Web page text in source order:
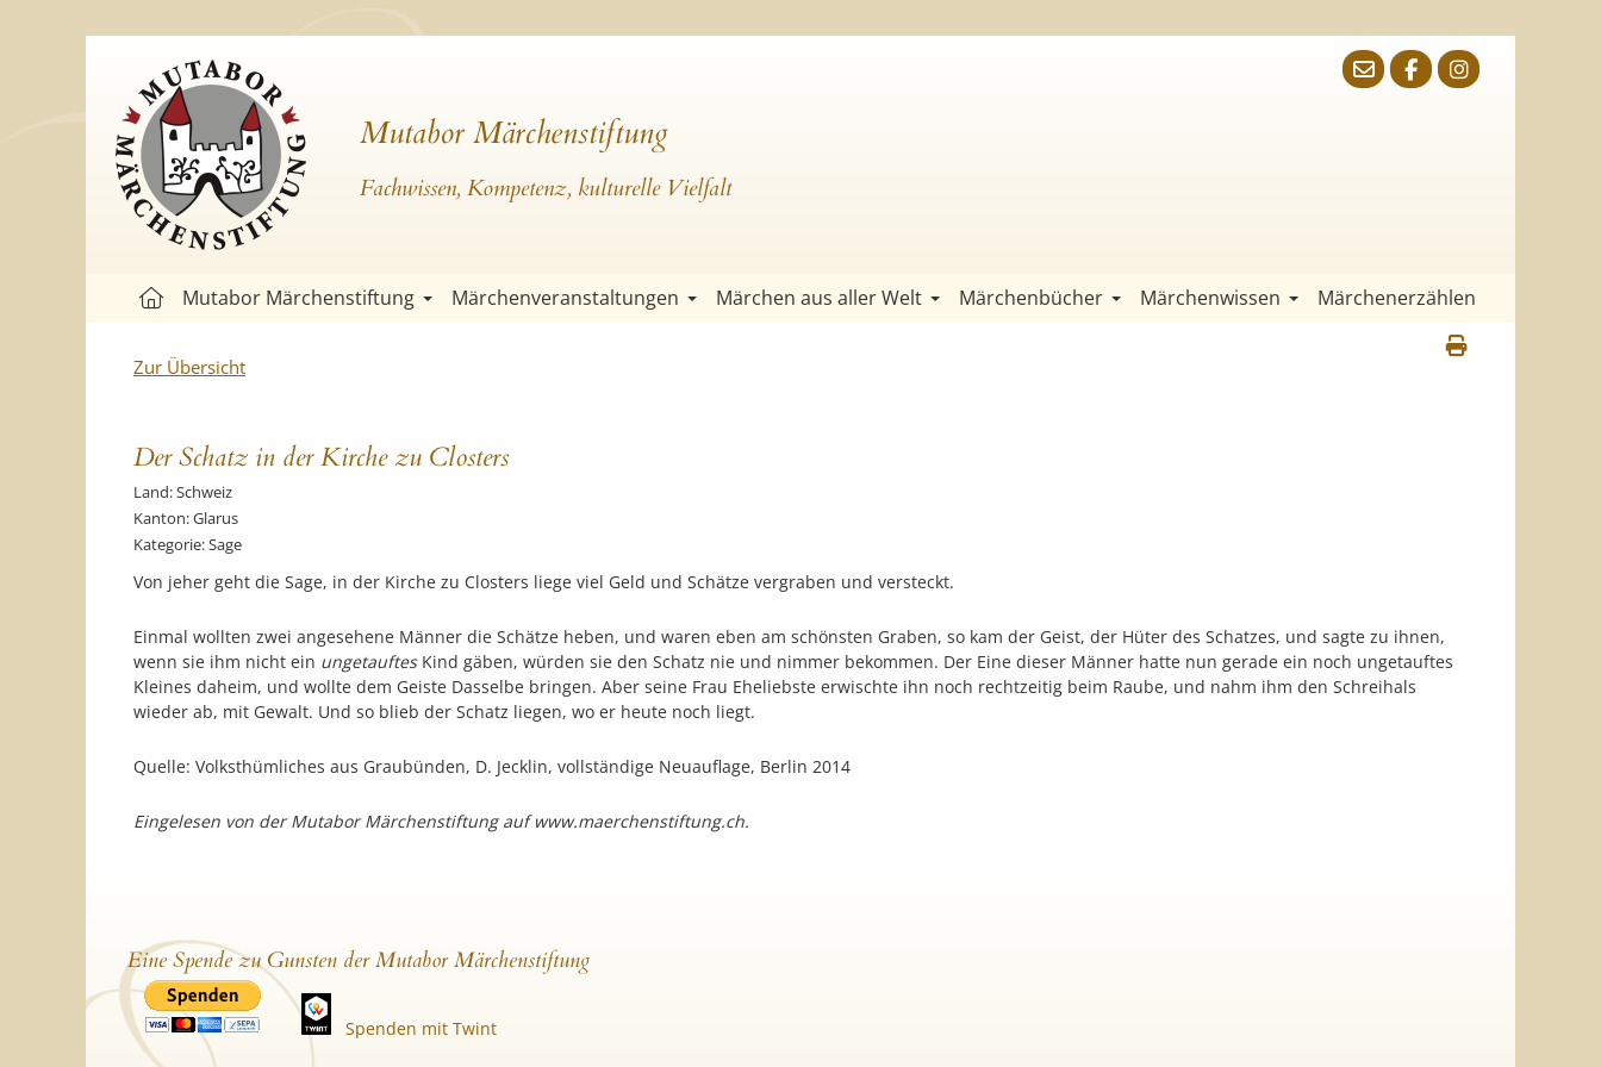
Mutabor Märchenstiftung
Fachwissen, Kompetenz, kulturelle Vielfalt
Mutabor Märchenstiftung Märchenveranstaltungen Märchen aus aller Welt Märchenbücher Märchenwissen Märchenerzählen
Zur Übersicht
Der Schatz in der Kirche zu Closters
Land: Schweiz
Kanton: Glarus
Kategorie: Sage
Von jeher geht die Sage, in der Kirche zu Closters liege viel Geld und Schätze vergraben und versteckt.
Einmal wollten zwei angesehene Männer die Schätze heben, und waren eben am schönsten Graben, so kam der Geist, der Hüter des Schatzes, und sagte zu ihnen,
wenn sie ihm nicht ein ungetauftes Kind gäben, würden sie den Schatz nie und nimmer bekommen. Der Eine dieser Männer hatte nun gerade ein noch ungetauftes
Kleines daheim, und wollte dem Geiste Dasselbe bringen. Aber seine Frau Eheliebste erwischte ihn noch rechtzeitig beim Raube, und nahm ihm den Schreihals
wieder ab, mit Gewalt. Und so blieb der Schatz liegen, wo er heute noch liegt.
Quelle: Volksthümliches aus Graubünden, D. Jecklin, vollständige Neuauflage, Berlin 2014
Eingelesen von der Mutabor Märchenstiftung auf www.maerchenstiftung.ch.
Eine Spende zu Gunsten der Mutabor Märchenstiftung
Spenden mit Twint